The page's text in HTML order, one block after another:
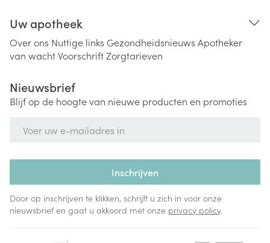
Uw apotheek
Over ons Nuttige links Gezondheidsnieuws Apotheker
van wachtVoorschriftZorgtarieven
Nieuwsbrief
Blijf op de hoogte van nieuwe producten en promoties
Inschrijven
Door op inschrijven te klikken, schrijft u zich in voor onze
nieuwsbrief en gaat u akkoord met onze privacy policy.